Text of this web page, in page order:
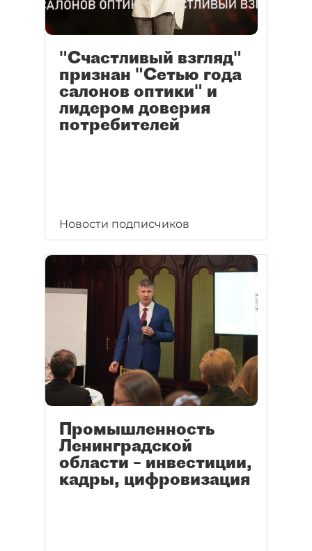
"Счастливый взгляд"
признан "Сетью года
салонов оптики" и
лидером доверия
потребителей
Новости подписчиков
Промышленность
Ленинградской
области – инвестиции,
кадры, цифровизация